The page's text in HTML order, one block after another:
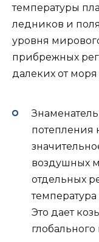
температуры
ледников и
уровня
прибрежных
далеких от моря
потепления
воздушных
отдельных
Это дает